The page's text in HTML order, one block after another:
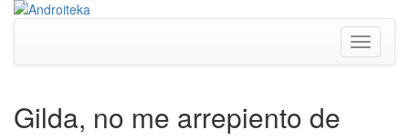
Toggle
Gilda, no me arrepiento de